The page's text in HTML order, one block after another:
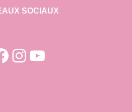
SOCIAUX
Instagram
YouTube